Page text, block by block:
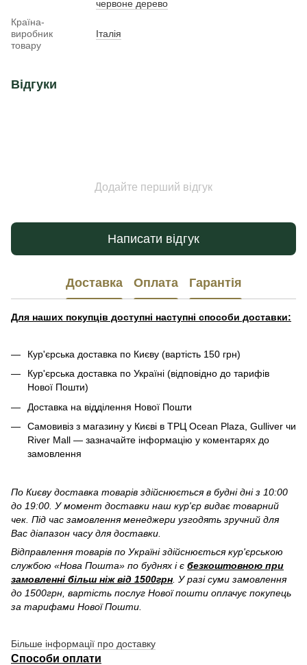
червоне дерево
Країна-
виробник
товару
Італія
Відгуки
Додайте перший відгук
Написати відгук
Доставка Оплата Гарантія
Для наших покупців доступні наступні способи доставки:
Кур'єрська доставка по Києву (вартість 150 грн)
Кур'єрська доставка по Україні (відповідно до тарифів
Нової Пошти)
Доставка на відділення Нової Пошти
Самовивіз з магазину у Києві в ТРЦ Ocean Plaza, Gulliver чи
River Mall — зазначайте інформацію у коментарях до
замовлення
По Києву доставка товарів здійснюється в будні дні з 10:00
до 19:00. У момент доставки наш кур'єр видає товарний
чек. Під час замовлення менеджери узгодять зручний для
Вас діапазон часу для доставки.
Відправлення товарів по Україні здійснюється кур'єрською
службою «Нова Пошта» по буднях і є безкоштовною при
замовленні більш ніж від 1500грн . У разі суми замовлення
до 1500грн, вартість послуг Нової пошти оплачує покупець
за тарифами Нової Пошти.
Більше інформації про доставку
Способи оплати